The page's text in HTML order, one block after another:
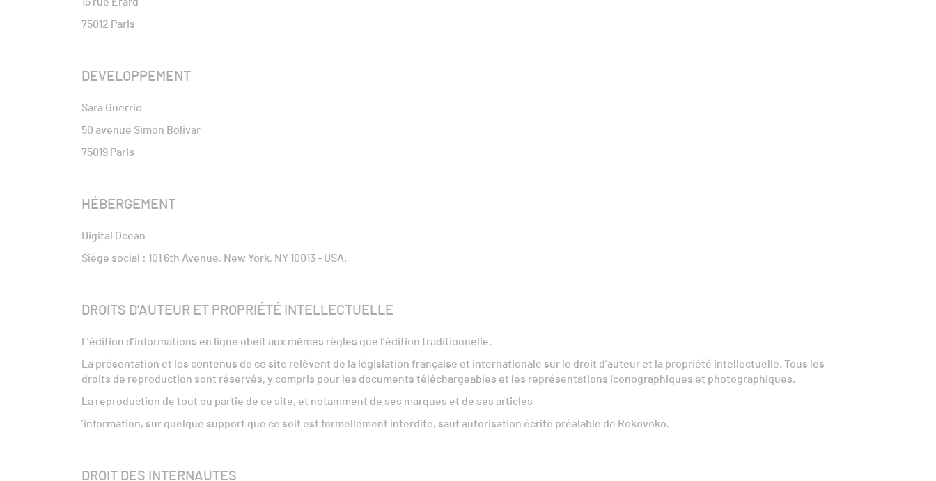
75012 Paris
DEVELOPPEMENT
Sara Guerric
50 avenue Simon Bolivar
75019 Paris
HÉBERGEMENT
Digital Ocean
Siège social : 101 6th Avenue, New York, NY 10013 - USA.
DROITS D’AUTEUR ET PROPRIÉTÉ INTELLECTUELLE
L’édition d’informations en ligne obéit aux mêmes règles que l’édition traditionnelle.
La présentation et les contenus de ce site relèvent de la législation française et internationale sur le droit d’auteur et la propriété intellectuelle. Tous les
droits de reproduction sont réservés, y compris pour les documents téléchargeables et les représentations iconographiques et photographiques.
La reproduction de tout ou partie de ce site, et notamment de ses marques et de ses articles
’information, sur quelque support que ce soit est formellement interdite, sauf autorisation écrite préalable de Rokovoko.
DROIT DES INTERNAUTES